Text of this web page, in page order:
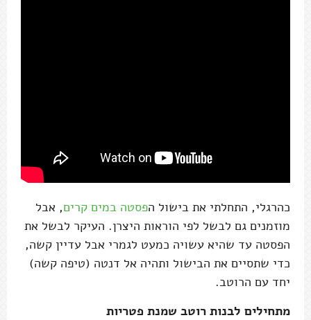
כהרגלי, התחלתי את בישול הפסטה במים קרים, אבל
מוזמנים גם לבשל לפי הוראות היצרן. העיקר לבשל את
הפסטה עד שהיא עשויה כמעט לגמרי אבל עדיין קשה,
כדי שתסיים את הבישול ותהיה אל דנטה (טיפה קשה)
יחד עם הרוטב.
מתחילים לבנות רוטב שמנת פטריות